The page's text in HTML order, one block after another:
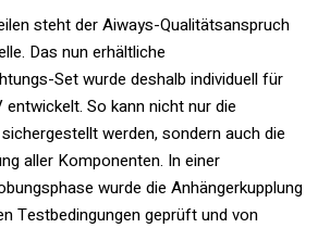
steht der Aiways-Qualitätsanspruch
Das nun erhältliche
Set wurde deshalb individuell für
entwickelt. So kann nicht nur die
werden, sondern auch die
aller Komponenten. In einer
wurde die Anhängerkupplung
Testbedingungen geprüft und von